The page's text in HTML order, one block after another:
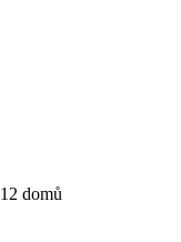
12 domů